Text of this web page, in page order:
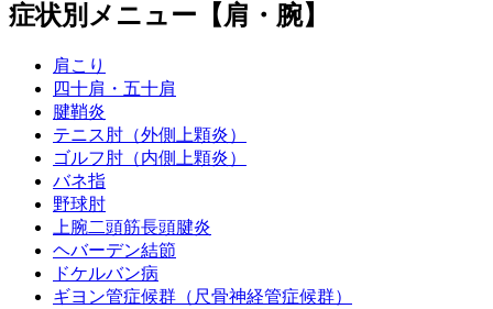
症状別メニュー【肩・腕】
肩こり
四十肩・五十肩
腱鞘炎
テニス肘（外側上顆炎）
ゴルフ肘（内側上顆炎）
バネ指
野球肘
上腕二頭筋長頭腱炎
ヘバーデン結節
ドケルバン病
ギヨン管症候群（尺骨神経管症候群）